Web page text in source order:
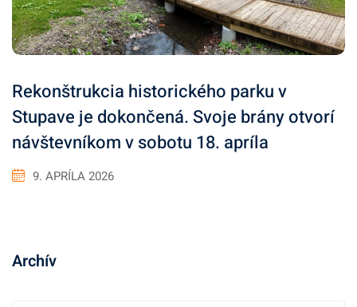
Rekonštrukcia historického parku v
Stupave je dokončená. Svoje brány otvorí
návštevníkom v sobotu 18. apríla
9. APRÍLA 2026
Archív